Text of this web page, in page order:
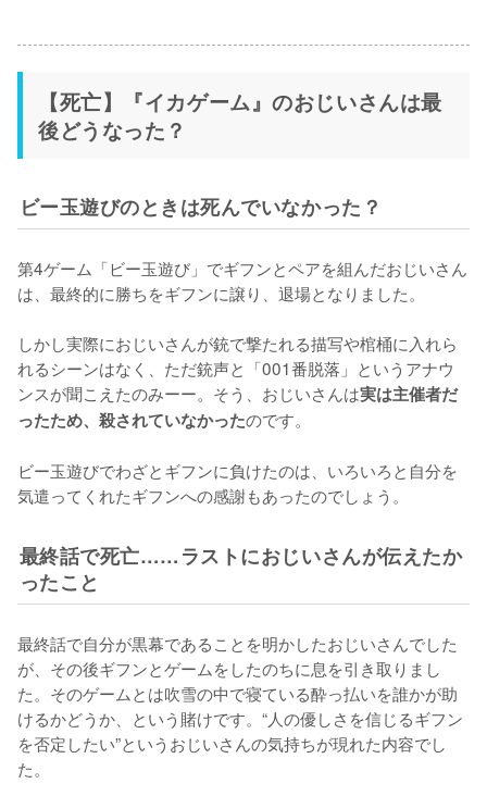
【死亡】『イカゲーム』のおじいさんは最
後どうなった？
ビー玉遊びのときは死んでいなかった？
第4ゲーム「ビー玉遊び」でギフンとペアを組んだおじいさん
は、最終的に勝ちをギフンに譲り、退場となりました。
しかし実際におじいさんが銃で撃たれる描写や棺桶に入れら
れるシーンはなく、ただ銃声と「001番脱落」というアナウ
ンスが聞こえたのみーー。そう、おじいさんは実は主催者だ
ったため、殺されていなかったのです。
ビー玉遊びでわざとギフンに負けたのは、いろいろと自分を
気遣ってくれたギフンへの感謝もあったのでしょう。
最終話で死亡……ラストにおじいさんが伝えたか
ったこと
最終話で自分が黒幕であることを明かしたおじいさんでした
が、その後ギフンとゲームをしたのちに息を引き取りまし
た。そのゲームとは吹雪の中で寝ている酔っ払いを誰かが助
けるかどうか、という賭けです。“人の優しさを信じるギフン
を否定したい”というおじいさんの気持ちが現れた内容でし
た。